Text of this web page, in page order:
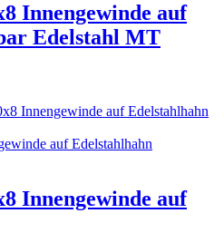
Innengewinde auf
Edelstahl MT
Innengewinde auf